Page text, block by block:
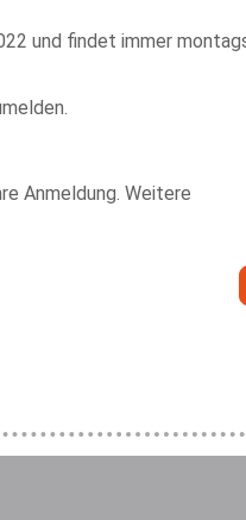
und findet immer
Anmeldung. Weitere